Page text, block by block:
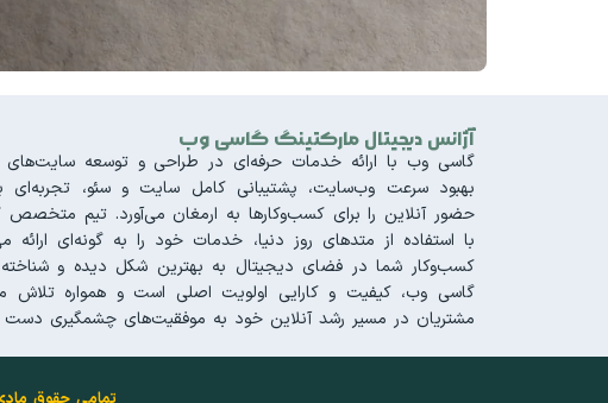
آژانس دیجیتال مارکتینگ گاسی وب
گاسی وب با ارائه خدمات حرفه‌ای در طراحی و توسعه سایت‌های
بهبود سرعت وب‌سایت، پشتیبانی کامل سایت و سئو، تجربه‌ای
حضور آنلاین را برای کسب‌وکارها به ارمغان می‌آورد. تیم
با استفاده از متدهای روز دنیا، خدمات خود را به گونه‌ای ارائه
کسب‌وکار شما در فضای دیجیتال به بهترین شکل دیده و
گاسی وب، کیفیت و کارایی اولویت اصلی است و همواره تلاش
مشتریان در مسیر رشد آنلاین خود به موفقیت‌های چشمگیری دست